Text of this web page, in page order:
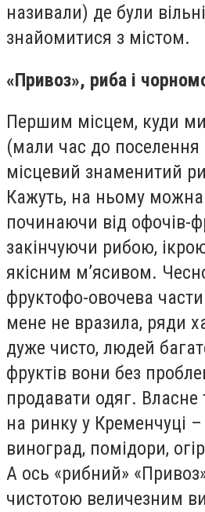
називали) де були
знайомитися з містом.
«Привоз», риба і
Першим місцем, куди
(мали час до поселення
місцевий знаменитий
Кажуть, на ньому
починаючи від офочів-
закінчуючи рибою,
якісним м’ясивом.
фруктофо-овочева
мене не вразила, ряди
дуже чисто, людей
фруктів вони без
продавати одяг. Власне
на ринку у Кременчуці
виноград, помідори,
А ось «рибний»
чистотою величезним